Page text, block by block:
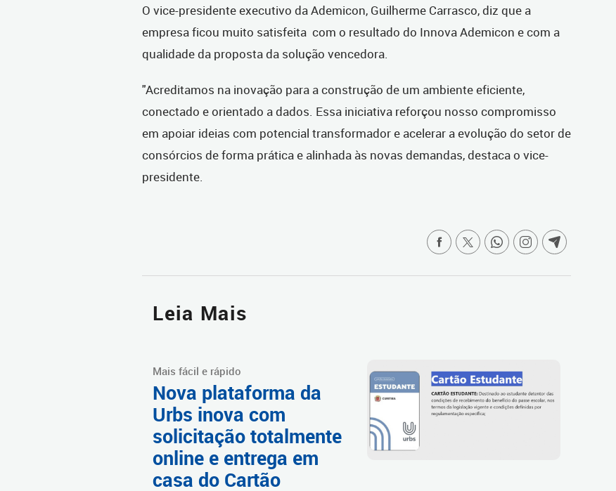
O vice-presidente executivo da Ademicon, Guilherme Carrasco, diz que a
empresa ficou muito satisfeita com o resultado do Innova Ademicon e com a
qualidade da proposta da solução vencedora.
"Acreditamos na inovação para a construção de um ambiente eficiente,
conectado e orientado a dados. Essa iniciativa reforçou nosso compromisso
em apoiar ideias com potencial transformador e acelerar a evolução do setor de
consórcios de forma prática e alinhada às novas demandas, destaca o vice-
presidente.
Leia Mais
Mais fácil e rápido
Nova plataforma da
Urbs inova com
solicitação totalmente
online e entrega em
casa do Cartão